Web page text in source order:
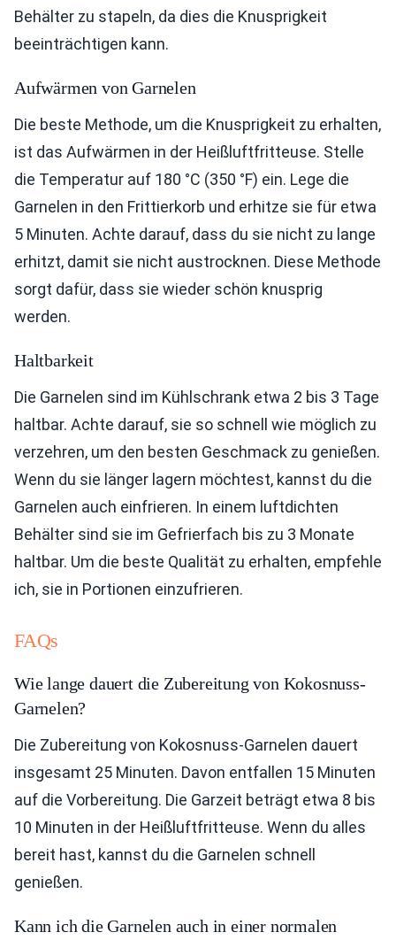
Behälter zu stapeln, da dies die Knusprigkeit
beeinträchtigen kann.
Aufwärmen von Garnelen
Die beste Methode, um die Knusprigkeit zu erhalten,
ist das Aufwärmen in der Heißluftfritteuse. Stelle
die Temperatur auf 180 °C (350 °F) ein. Lege die
Garnelen in den Frittierkorb und erhitze sie für etwa
5 Minuten. Achte darauf, dass du sie nicht zu lange
erhitzt, damit sie nicht austrocknen. Diese Methode
sorgt dafür, dass sie wieder schön knusprig
werden.
Haltbarkeit
Die Garnelen sind im Kühlschrank etwa 2 bis 3 Tage
haltbar. Achte darauf, sie so schnell wie möglich zu
verzehren, um den besten Geschmack zu genießen.
Wenn du sie länger lagern möchtest, kannst du die
Garnelen auch einfrieren. In einem luftdichten
Behälter sind sie im Gefrierfach bis zu 3 Monate
haltbar. Um die beste Qualität zu erhalten, empfehle
ich, sie in Portionen einzufrieren.
FAQs
Wie lange dauert die Zubereitung von Kokosnuss-
Garnelen?
Die Zubereitung von Kokosnuss-Garnelen dauert
insgesamt 25 Minuten. Davon entfallen 15 Minuten
auf die Vorbereitung. Die Garzeit beträgt etwa 8 bis
10 Minuten in der Heißluftfritteuse. Wenn du alles
bereit hast, kannst du die Garnelen schnell
genießen.
Kann ich die Garnelen auch in einer normalen